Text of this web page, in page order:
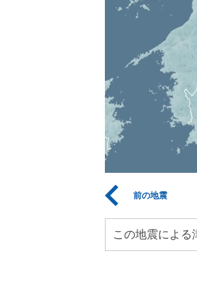
前の地震
この地震による